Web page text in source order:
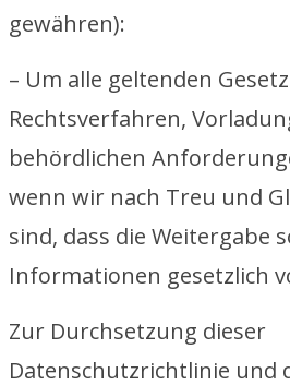
gewähren):
– Um alle geltenden
Rechtsverfahren,
behördlichen
wenn wir nach Treu und
sind, dass die Weitergabe
Informationen gesetzlich
Zur Durchsetzung dieser
Datenschutzrichtlinie und